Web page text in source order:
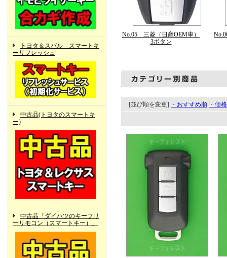
トヨタ＆スバル スマートキ
ーリフレッシュ
中古品(トヨタのスマートキ
ー)
中古品「ダイハツのキーフリ
ーリモコン（スマートキー）」
No.05 三菱（日産OEM車）
3ボタン
[並び順を変更] ・おすすめ順 ・価